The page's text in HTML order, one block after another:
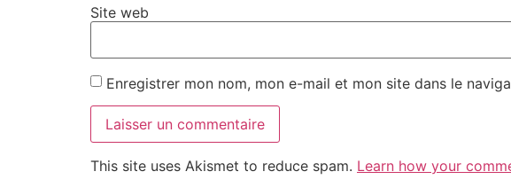
Site web
Enregistrer mon nom, mon e-mail et mon site dans le
This site uses Akismet to reduce spam. Learn how your